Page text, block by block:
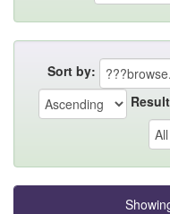
Sort by: